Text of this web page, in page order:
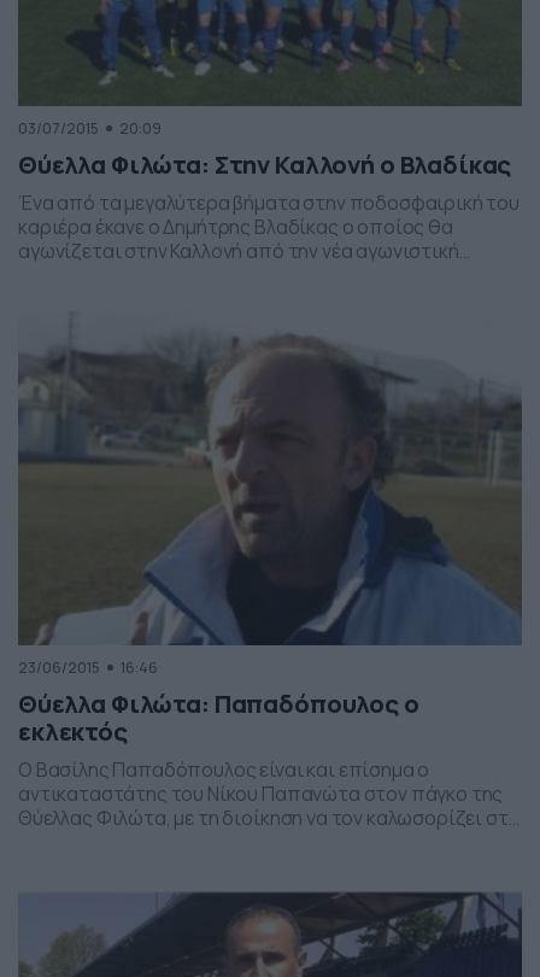
03/07/2015 20:09
Θύελλα Φιλώτα: Στην Καλλονή ο Βλαδίκας
Ένα από τα μεγαλύτερα βήματα στην ποδοσφαιρική του
καριέρα έκανε ο Δημήτρης Βλαδίκας ο οποίος θα
αγωνίζεται στην Καλλονή από την νέα αγωνιστική
Δημήτρη καλή συνέχεια στην ανοδική του πορεία και
πιστεύουμε πως […]
23/06/2015 16:46
Θύελλα Φιλώτα: Παπαδόπουλος ο
εκλεκτός
Ο Βασίλης Παπαδόπουλος είναι και επίσημα ο
αντικαταστάτης του Νίκου Παπανώτα στον πάγκο της
Θύελλας Φιλώτα, με τη διοίκηση να τον καλωσορίζει στο
Παπαδόπουλος Βασίλης. Στην διάρκεια των
συζητήσεων υπήρξε ταύτιση απόψεων για τον
σχεδιασμό της ομάδας και η συμφωνία ολοκληρώθηκε
[…]